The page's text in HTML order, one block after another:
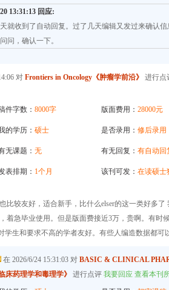
13:31:13 回应:
就收到了自动回复。过了几天编辑又发过来确认
问，确认一下。
对 Frontiers in Oncology《肿瘤学前沿》 进行点
件字数： 8000字 版面费用： 28000元
的学历： 硕士 是否录用： 修后录用
无课题： 无 有无回复： 有自动回
表排期： 1个月 该刊可发： 在读硕士
比较友好，适合新手，比什么elser的这一类好多了
着急毕业使用。但是版面费接近3万，贵啊。有时
学生和要求不高的学者友好。有些人编造数据都可
在 2026/6/24 15:31:03 对 BASIC & CLINICAL
药理学和毒理学》
进行点评 我要回应 查看本刊